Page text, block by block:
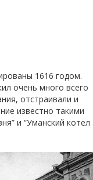
1616 годом.
очень много всего
отстраивали и
известно такими
и “Уманский котел